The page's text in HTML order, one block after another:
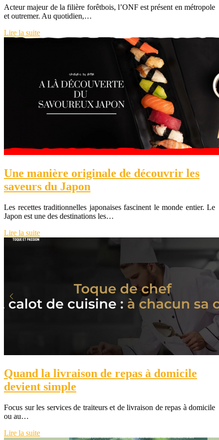
Acteur majeur de la filière forêtbois, l’ONF est présent en métropole
et outremer. Au quotidien,…
Lire la suite
Une manière originale de découvrir les
saveurs du Japon
Les recettes traditionnelles japonaises fascinent le monde entier. Le
Japon est une des destinations les…
Lire la suite
Quand la livraison de repas à domicile
devient simple
Focus sur les services de traiteurs et de livraison de repas à domicile
ou au…
Lire la suite